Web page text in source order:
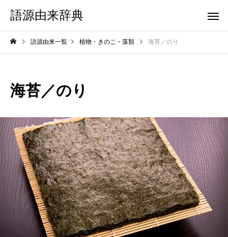
語源由来辞典
語源由来一覧 植物・きのこ・藻類 海苔／のり
海苔／のり